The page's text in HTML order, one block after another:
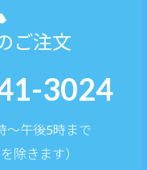
ご注文
3024
〜午後5時まで
除きます）